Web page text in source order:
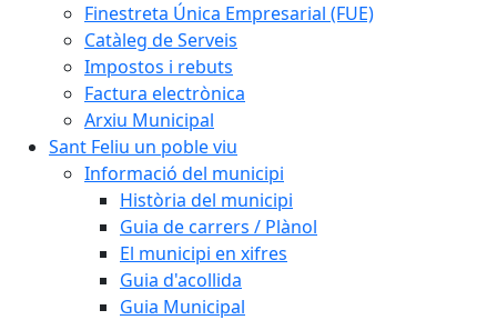
Finestreta Única Empresarial (FUE)
Catàleg de Serveis
Impostos i rebuts
Factura electrònica
Arxiu Municipal
Sant Feliu un poble viu
Informació del municipi
Història del municipi
Guia de carrers / Plànol
El municipi en xifres
Guia d'acollida
Guia Municipal